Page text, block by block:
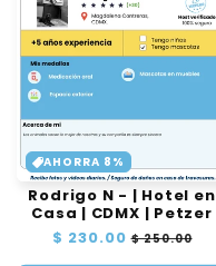
AHORRA 8%
Rodrigo N - | Hotel en
Casa | CDMX | Petzer
Precio
$ 230.00 Precio
$ 250.00